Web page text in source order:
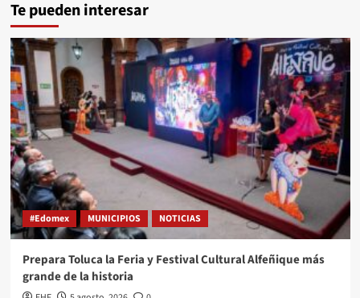
Te pueden interesar
#Edomex MUNICIPIOS NOTICIAS
Prepara Toluca la Feria y Festival Cultural Alfeñique más
grande de la historia